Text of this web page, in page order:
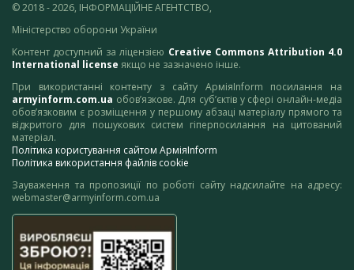
© 2018 - 2026, ІНФОРМАЦІЙНЕ АГЕНТСТВО,
Міністерство оборони України
Контент доступний за ліцензією Creative Commons Attribution 4.0
International license якщо не зазначено інше.
При використанні контенту з сайту АрміяInform посилання на
armyinform.com.ua обов’язкове. Для суб’єктів у сфері онлайн-медіа
обов’язковим є розміщення у першому абзаці матеріалу прямого та
відкритого для пошукових систем гіперпосилання на цитований
матеріал.
Політика користування сайтом АрміяInform
Політика використання файлів cookie
Зауваження та пропозиції по роботі сайту надсилайте на адресу:
webmaster@armyinform.com.ua